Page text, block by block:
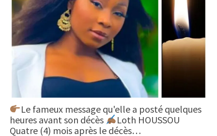
Le fameux message qu'elle a posté quelques
heures avant son décès
Loth HOUSSOU
Quatre (4) mois après le décès…